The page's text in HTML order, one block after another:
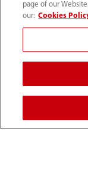
Tentang
page of our
our: Cookies